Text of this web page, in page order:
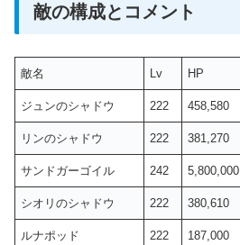
敵の構成とコメント
敵名 Lv HP
ジュンのシャドウ 222 458,580
リンのシャドウ 222 381,270
サンドガーゴイル 242 5,800,000
シオリのシャドウ 222 380,610
ルナポッド 222 187,000